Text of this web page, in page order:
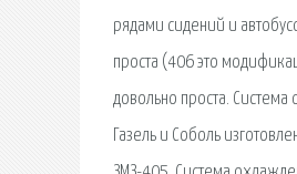
рядами сидений и
проста (406 это
довольно проста.
Газель и Соболь